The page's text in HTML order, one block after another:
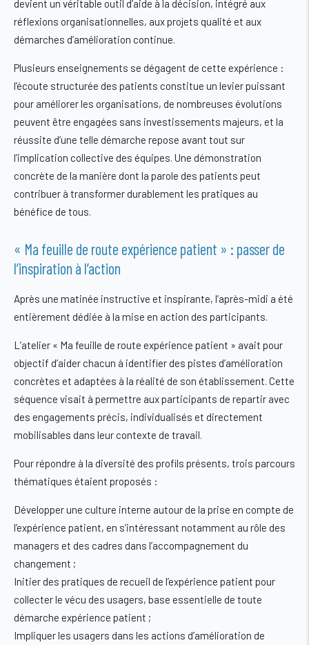
devient un véritable outil d’aide à la décision, intégré aux
réflexions organisationnelles, aux projets qualité et aux
démarches d’amélioration continue.
Plusieurs enseignements se dégagent de cette expérience :
l’écoute structurée des patients constitue un levier puissant
pour améliorer les organisations, de nombreuses évolutions
peuvent être engagées sans investissements majeurs, et la
réussite d’une telle démarche repose avant tout sur
l’implication collective des équipes. Une démonstration
concrète de la manière dont la parole des patients peut
contribuer à transformer durablement les pratiques au
bénéfice de tous.
« Ma feuille de route expérience patient » : passer de
l’inspiration à l’action
Après une matinée instructive et inspirante, l’après-midi a été
entièrement dédiée à la mise en action des participants.
L’atelier « Ma feuille de route expérience patient » avait pour
objectif d’aider chacun à identifier des pistes d’amélioration
concrètes et adaptées à la réalité de son établissement. Cette
séquence visait à permettre aux participants de repartir avec
des engagements précis, individualisés et directement
mobilisables dans leur contexte de travail.
Pour répondre à la diversité des profils présents, trois parcours
thématiques étaient proposés :
Développer une culture interne autour de la prise en compte de
l’expérience patient, en s’intéressant notamment au rôle des
managers et des cadres dans l’accompagnement du
changement ;
Initier des pratiques de recueil de l’expérience patient pour
collecter le vécu des usagers, base essentielle de toute
démarche expérience patient ;
Impliquer les usagers dans les actions d’amélioration de